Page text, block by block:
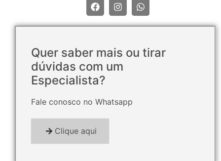
Quer saber mais ou tirar
dúvidas com um
Especialista?
Fale conosco no Whatsapp
Clique aqui